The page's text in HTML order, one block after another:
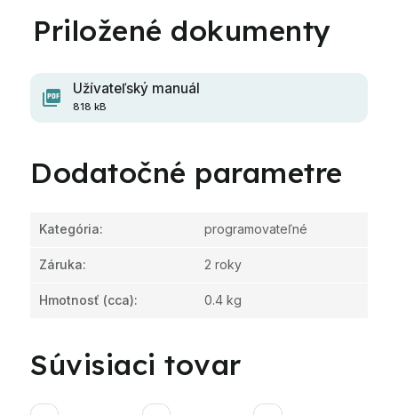
Užívateľský manuál
818 kB
Dodatočné parametre
Kategória: programovateľné
Záruka: 2 roky
Hmotnosť (cca): 0.4 kg
Súvisiaci tovar